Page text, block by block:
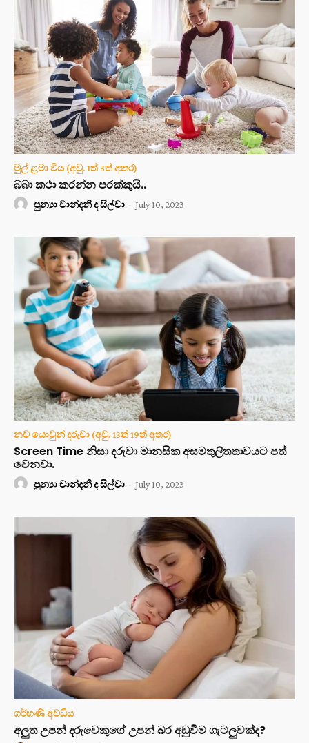
මුල් ළමා විය (අවු. 1ත් 3ත් අතර)
බබා කථා කරන්න පරක්කුයි..
පුන්‍යා චාන්දනී ද සිල්වා - July 10, 2023
නව යොවුන් දරුවා (අවු. 13ත් 19ත් අතර)
Screen Time නිසා දරුවා මානසික අසමතුලිතතාවයට පත්
වෙනවා.
පුන්‍යා චාන්දනී ද සිල්වා - July 10, 2023
ගර්භණී අවධිය
අලුත උපන් දරුවෙකුගේ උපන් බර අඩුවීම ගැටලුවක්ද?